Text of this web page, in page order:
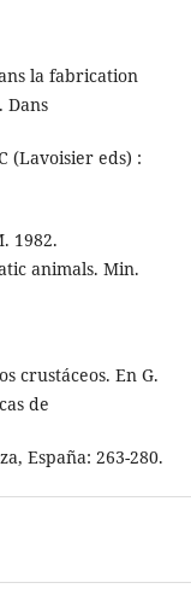
la fabrication
Dans
(Lavoisier eds) :
1982.
animals. Min.
crustáceos. En G.
de
España: 263-280.